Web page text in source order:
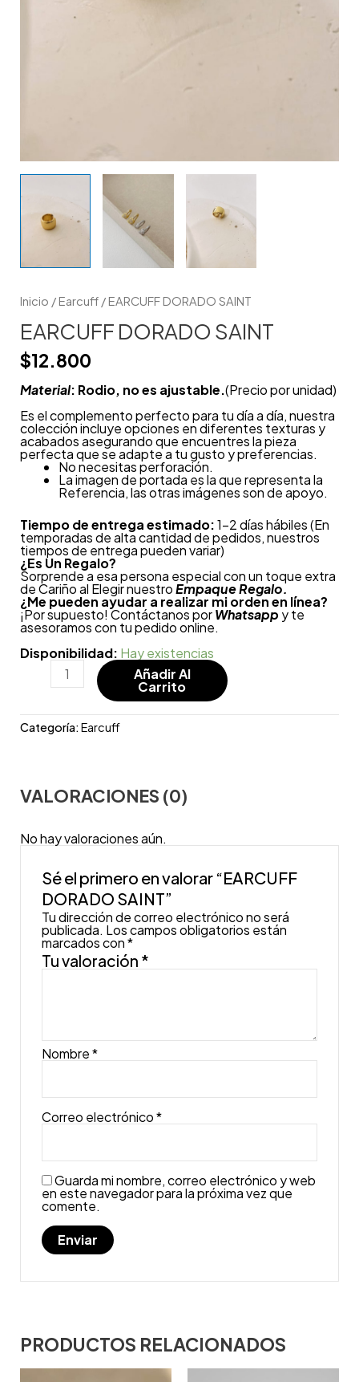
Inicio /Earcuff/ EARCUFF DORADO SAINT
EARCUFF DORADO SAINT
$12.800
Material: Rodio, no es ajustable.(Precio por unidad)
Es el complemento perfecto para tu día a día, nuestra
colección incluye opciones en diferentes texturas y
acabados asegurando que encuentres la pieza
perfecta que se adapte a tu gusto y preferencias.
No necesitas perforación.
La imagen de portada es la que representa la
Referencia, las otras imágenes son de apoyo.
Tiempo de entrega estimado:1-2 días hábiles (En
temporadas de alta cantidad de pedidos, nuestros
tiempos de entrega pueden variar)
¿Es Un Regalo?
Sorprende a esa persona especial con un toque extra
de Cariño al Elegir nuestroEmpaque Regalo.
¿Me pueden ayudar a realizar mi orden en línea?
¡Por supuesto! Contáctanos porWhatsapp y te
asesoramos con tu pedido online.
Disponibilidad: Hay existencias
Añadir Al
Carrito
Categoría:Earcuff
VALORACIONES (0)
No hay valoraciones aún.
Sé el primero en valorar “EARCUFF
DORADO SAINT”
Tu dirección de correo electrónico no será
publicada. Los campos obligatorios están
marcados con*
Tu valoración *
Nombre*
Correo electrónico*
Guarda mi nombre, correo electrónico y web
en este navegador para la próxima vez que
comente.
PRODUCTOS RELACIONADOS